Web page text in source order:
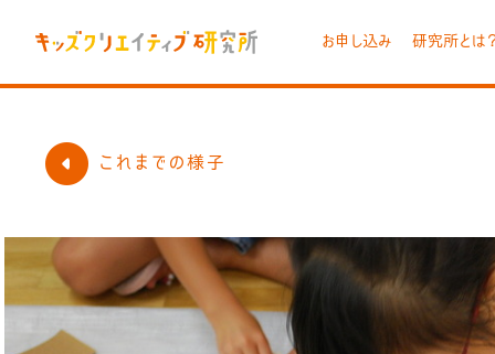
お申し込み 研究所とは
これまでの様子